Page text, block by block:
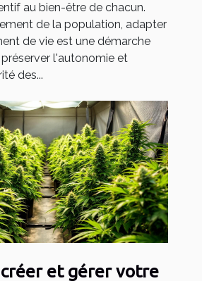
au bien-être de chacun.
de la population, adapter
de vie est une démarche
l'autonomie et
des...
et gérer votre